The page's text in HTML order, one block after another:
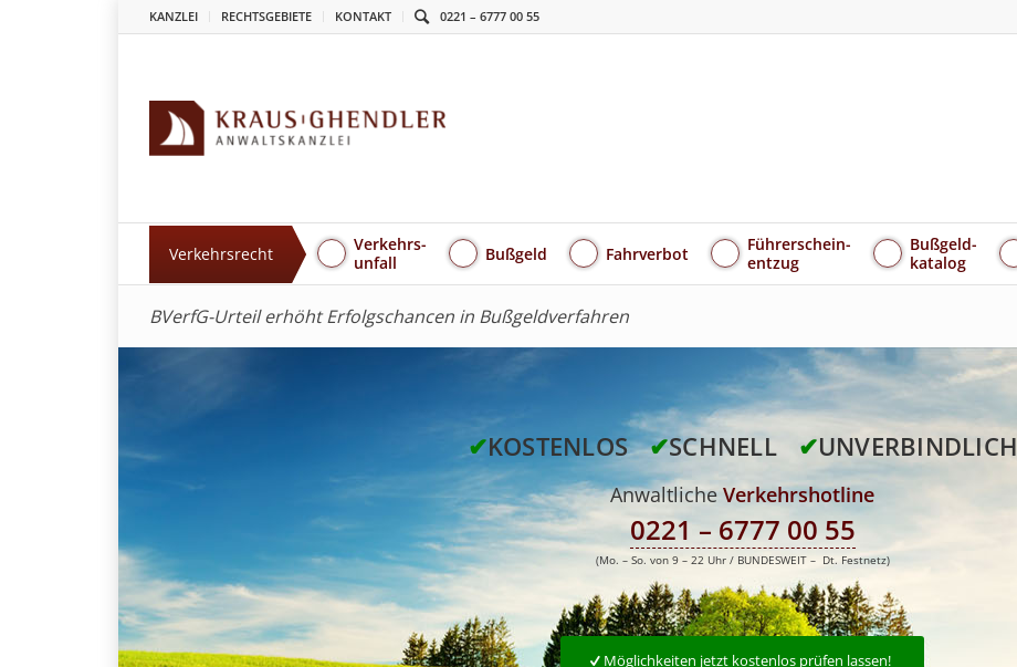
KANZLEI RECHTSGEBIETE KONTAKT 0221 – 6777 00 55
Verkehrsrecht
Verkehrs-
unfall
Bußgeld Fahrverbot
Führerschein-
entzug
Bußgeld-
katalog
BVerfG-Urteil erhöht Erfolgschancen in Bußgeldverfahren
✔KOSTENLOS ✔SCHNELL ✔UNVERBINDLICH
Anwaltliche Verkehrshotline
0221 – 6777 00 55
(Mo. – So. von 9 – 22 Uhr / BUNDESWEIT – Dt. Festnetz)
Möglichkeiten jetzt kostenlos prüfen lassen!